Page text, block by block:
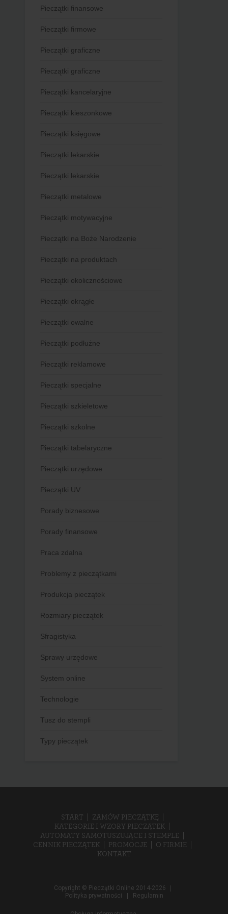
Pieczątki finansowe
Pieczątki firmowe
Pieczątki graficzne
Pieczątki graficzne
Pieczątki kancelaryjne
Pieczątki kieszonkowe
Pieczątki księgowe
Pieczątki lekarskie
Pieczątki lekarskie
Pieczątki metalowe
Pieczątki motywacyjne
Pieczątki na Boże Narodzenie
Pieczątki na produktach
Pieczątki okolicznościowe
Pieczątki okrągłe
Pieczątki owalne
Pieczątki podłużne
Pieczątki reklamowe
Pieczątki specjalne
Pieczątki szkieletowe
Pieczątki szkolne
Pieczątki tabelaryczne
Pieczątki urzędowe
Pieczątki UV
Porady biznesowe
Porady finansowe
Praca zdalna
Problemy z pieczątkami
Produkcja pieczątek
Rozmiary pieczątek
Sfragistyka
Sprawy urzędowe
System online
Technologie
Tusz do stempli
Typy pieczątek
START
ZAMÓW PIECZĄTKĘ
KATEGORIE I WZORY PIECZĄTEK
AUTOMATY SAMOTUSZUJĄCE I STEMPLE
CENNIK PIECZĄTEK
PROMOCJE
O FIRMIE
KONTAKT
Copyright © Pieczątki Online 2014-2026
Polityka prywatności
Regulamin